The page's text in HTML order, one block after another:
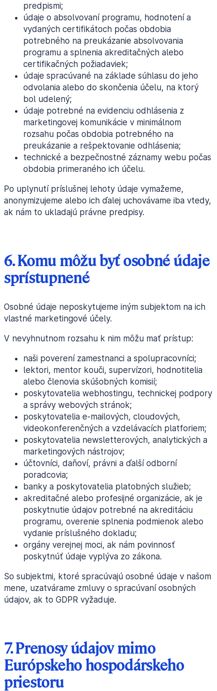
predpismi;
údaje o absolvovaní programu, hodnotení a
vydaných certifikátoch počas obdobia
potrebného na preukázanie absolvovania
programu a splnenia akreditačných alebo
certifikačných požiadaviek;
údaje spracúvané na základe súhlasu do jeho
odvolania alebo do skončenia účelu, na ktorý
bol udelený;
údaje potrebné na evidenciu odhlásenia z
marketingovej komunikácie v minimálnom
rozsahu počas obdobia potrebného na
preukázanie a rešpektovanie odhlásenia;
technické a bezpečnostné záznamy webu počas
obdobia primeraného ich účelu.
Po uplynutí príslušnej lehoty údaje vymažeme,
anonymizujeme alebo ich ďalej uchovávame iba vtedy,
ak nám to ukladajú právne predpisy.
6. Komu môžu byť osobné údaje
sprístupnené
Osobné údaje neposkytujeme iným subjektom na ich
vlastné marketingové účely.
V nevyhnutnom rozsahu k nim môžu mať prístup:
naši poverení zamestnanci a spolupracovníci;
lektori, mentor kouči, supervízori, hodnotitelia
alebo členovia skúšobných komisií;
poskytovatelia webhostingu, technickej podpory
a správy webových stránok;
poskytovatelia e-mailových, cloudových,
videokonferenčných a vzdelávacích platforiem;
poskytovatelia newsletterových, analytických a
marketingových nástrojov;
účtovníci, daňoví, právni a ďalší odborní
poradcovia;
banky a poskytovatelia platobných služieb;
akreditačné alebo profesijné organizácie, ak je
poskytnutie údajov potrebné na akreditáciu
programu, overenie splnenia podmienok alebo
vydanie príslušného dokladu;
orgány verejnej moci, ak nám povinnosť
poskytnúť údaje vyplýva zo zákona.
So subjektmi, ktoré spracúvajú osobné údaje v našom
mene, uzatvárame zmluvy o spracúvaní osobných
údajov, ak to GDPR vyžaduje.
7. Prenosy údajov mimo
Európskeho hospodárskeho
priestoru